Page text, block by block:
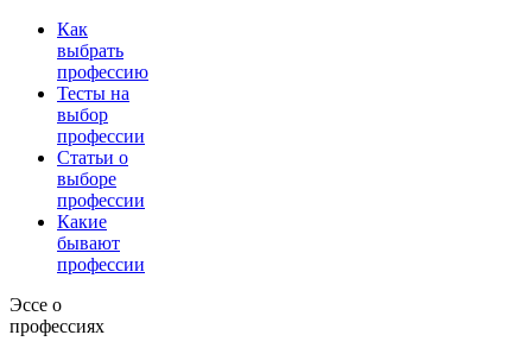
Как
выбрать
профессию
Тесты на
выбор
профессии
Статьи о
выборе
профессии
Какие
бывают
профессии
Эссе о
профессиях